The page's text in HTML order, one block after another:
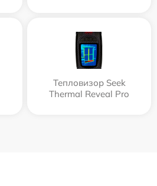
Тепловизор Seek
Thermal Reveal Pro